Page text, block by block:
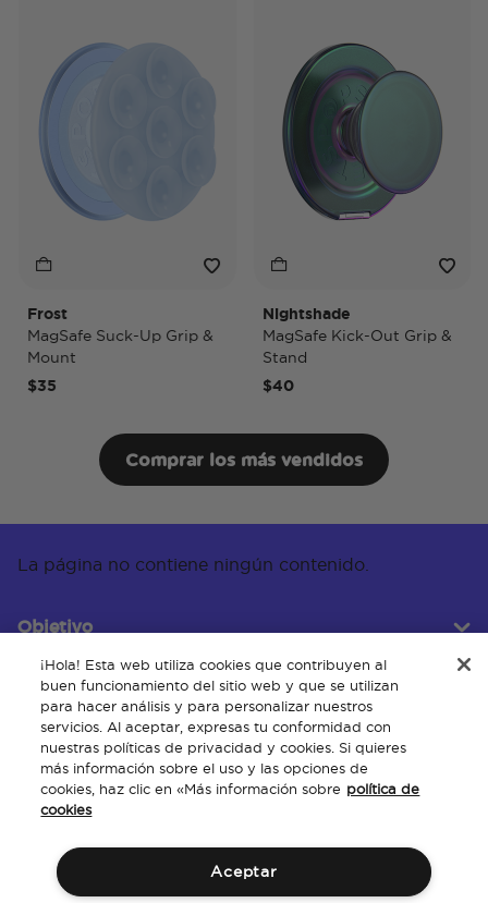
Frost
MagSafe Suck-Up Grip &
Mount
$35
Nightshade
MagSafe Kick-Out Grip &
Stand
$40
Comprar los más vendidos
La página no contiene ningún contenido.
Objetivo
Servicio al cliente
Acerca de
¡Hola! Esta web utiliza cookies que contribuyen al
buen funcionamiento del sitio web y que se utilizan
para hacer análisis y para personalizar nuestros
servicios. Al aceptar, expresas tu conformidad con
nuestras políticas de privacidad y cookies. Si quieres
más información sobre el uso y las opciones de
cookies, haz clic en «Más información sobre política de
cookies
Aceptar